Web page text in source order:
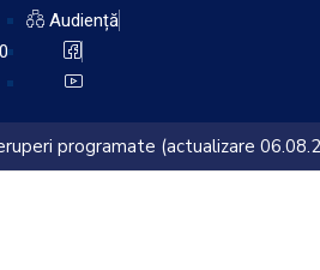
Audiență
public al Orașului Simeria